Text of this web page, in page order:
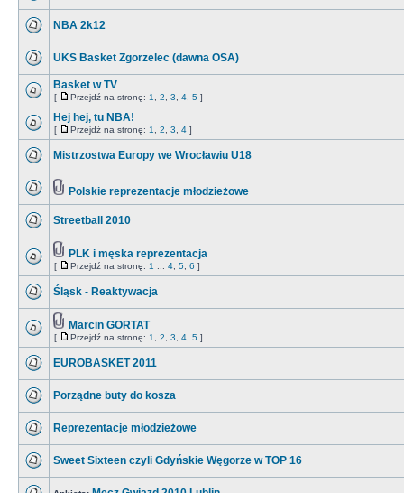
NBA 2k12
UKS Basket Zgorzelec (dawna OSA)
Basket w TV
[ Przejdź na stronę: 1 2 3 4 5 ]
Hej hej, tu NBA!
[ Przejdź na stronę: 1 2 3 4 ]
Mistrzostwa Europy we Wrocławiu U18
Polskie reprezentacje młodzieżowe
Streetball 2010
PLK i męska reprezentacja
[ Przejdź na stronę: 1 4 5 6 ]
Śląsk - Reaktywacja
Marcin GORTAT
[ Przejdź na stronę: 1 2 3 4 5 ]
EUROBASKET 2011
Porządne buty do kosza
Reprezentacje młodzieżowe
Sweet Sixteen czyli Gdyńskie Węgorze w TOP 16